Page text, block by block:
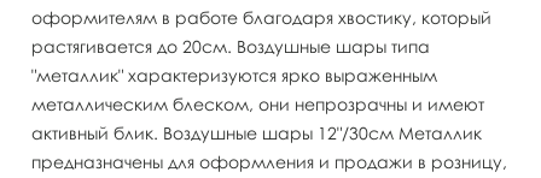
оформителям в работе благодаря хвостику, который
растягивается до 20см. Воздушные шары типа
"металлик" характеризуются ярко выраженным
металлическим блеском, они непрозрачны и имеют
активный блик. Воздушные шары 12"/30см Металлик
предназначены для оформления и продажи в розницу,